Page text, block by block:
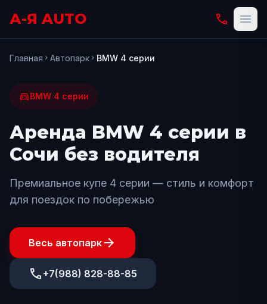
А-Я AUTO phone menu
Главная chevron_right Автопарк chevron_right BMW 4 серии
directions_carBMW 4 серии
Аренда BMW 4 серии в
Сочи без водителя
Премиальное купе 4 серии — стиль и комфорт
для поездок по побережью
Весь автопарк arrow_forward
phone +7(988) 828-88-85